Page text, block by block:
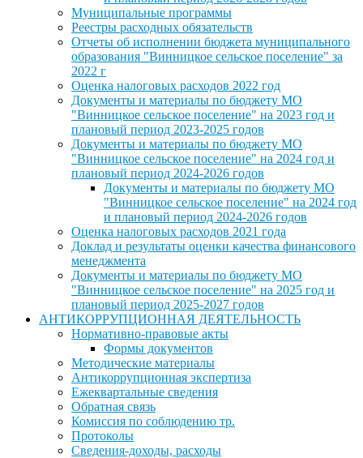
Муниципальные программы
Реестры расходных обязательств
Отчеты об исполнении бюджета муниципального
образования "Винницкое сельское поселение" за
2022 г
Оценка налоговых расходов 2022 год
Документы и материалы по бюджету МО
"Винницкое сельское поселение" на 2023 год и
плановый период 2023-2025 годов
Документы и материалы по бюджету МО
"Винницкое сельское поселение" на 2024 год и
плановый период 2024-2026 годов
Документы и материалы по бюджету МО
"Винницкое сельское поселение" на 2024 год
и плановый период 2024-2026 годов
Оценка налоговых расходов 2021 года
Доклад и результаты оценки качества финансового
менеджмента
Документы и материалы по бюджету МО
"Винницкое сельское поселение" на 2025 год и
плановый период 2025-2027 годов
АНТИКОРРУПЦИОННАЯ ДЕЯТЕЛЬНОСТЬ
Нормативно-правовые акты
Формы документов
Методические материалы
Антикоррупционная экспертиза
Ежеквартальные сведения
Обратная связь
Комиссия по соблюдению тр.
Протоколы
Сведения-доходы, расходы